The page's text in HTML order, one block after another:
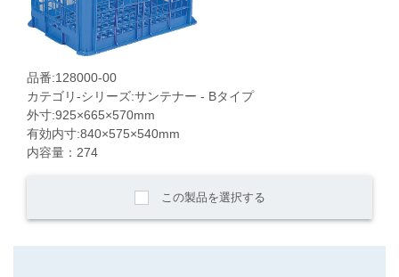
品番:128000-00
カテゴリ-シリーズ:サンテナー - Bタイプ
外寸:925×665×570mm
有効内寸:840×575×540mm
内容量：274
この製品を選択する